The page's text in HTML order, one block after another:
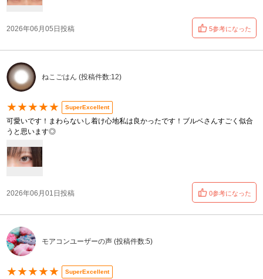
2026年06月05日投稿 5参考になった
ねこごはん (投稿件数:12)
★★★★★ SuperExcellent
可愛いです！まわらないし着け心地私は良かったです！ブルベさんすごく似合
うと思います◎
2026年06月01日投稿 0参考になった
モアコンユーザーの声 (投稿件数:5)
★★★★★ SuperExcellent